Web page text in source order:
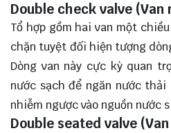
Double check valve (Van
Tổ hợp gồm hai van một
chặn tuyệt đối hiện tượng
Dòng van này cực kỳ quan
nước sạch để ngăn nước
nhiễm ngược vào nguồn nước
Double seated valve